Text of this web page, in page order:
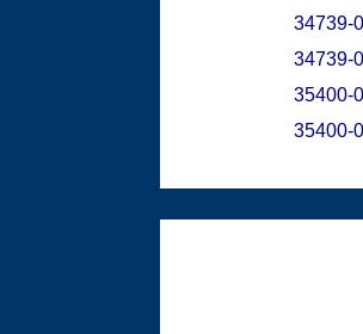
34739-
34739-
35400-
35400-